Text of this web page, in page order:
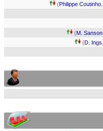
(Philippe Coutinho
(M. Sanson
(D. Ings